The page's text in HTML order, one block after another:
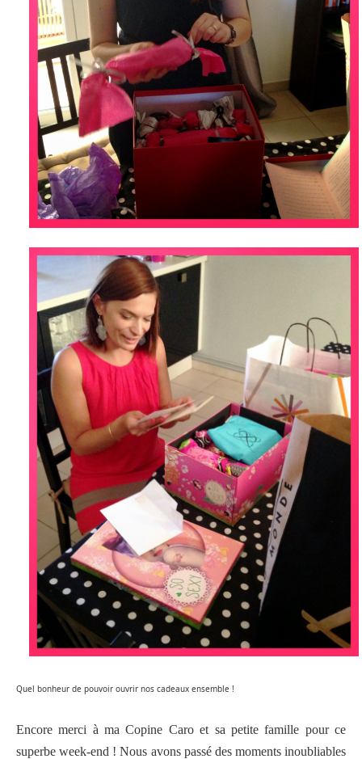
Quel bonheur de pouvoir ouvrir nos cadeaux ensemble !
Encore merci à ma Copine Caro et sa petite famille pour ce
superbe week-end ! Nous avons passé des moments inoubliables